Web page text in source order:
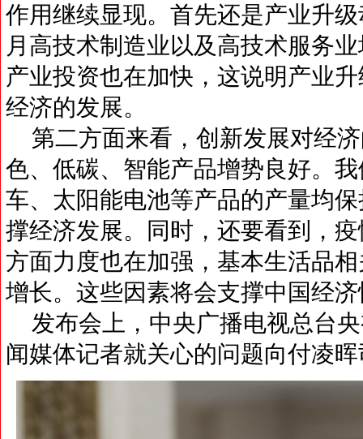
作用继续显现。首先还是产业升
月高技术制造业以及高技术服务
产业投资也在加快，这说明产业
经济的发展。
第二方面来看，创新发展对经
色、低碳、智能产品增势良好。
车、太阳能电池等产品的产量均
撑经济发展。同时，还要看到，
方面力度也在加强，基本生活品
增长。这些因素将会支撑中国经
发布会上，中央广播电视总台
闻媒体记者就关心的问题向付凌